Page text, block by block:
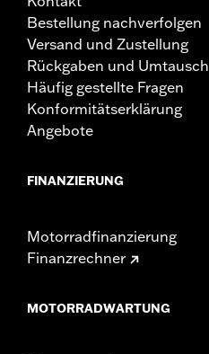
Bestellung nachverfolgen
Versand und Zustellung
Rückgaben und Umtausch
Häufig gestellte Fragen
Konformitätserklärung
Angebote
FINANZIERUNG
Motorradfinanzierung
Finanzrechner
MOTORRADWARTUNG